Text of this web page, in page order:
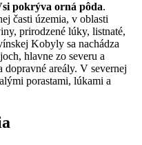
pokrýva orná pôda.
časti územia, v oblasti
prirodzené lúky, listnaté,
Kobyly sa nachádza
hlavne zo severu a
dopravné areály. V severnej
porastami, lúkami a